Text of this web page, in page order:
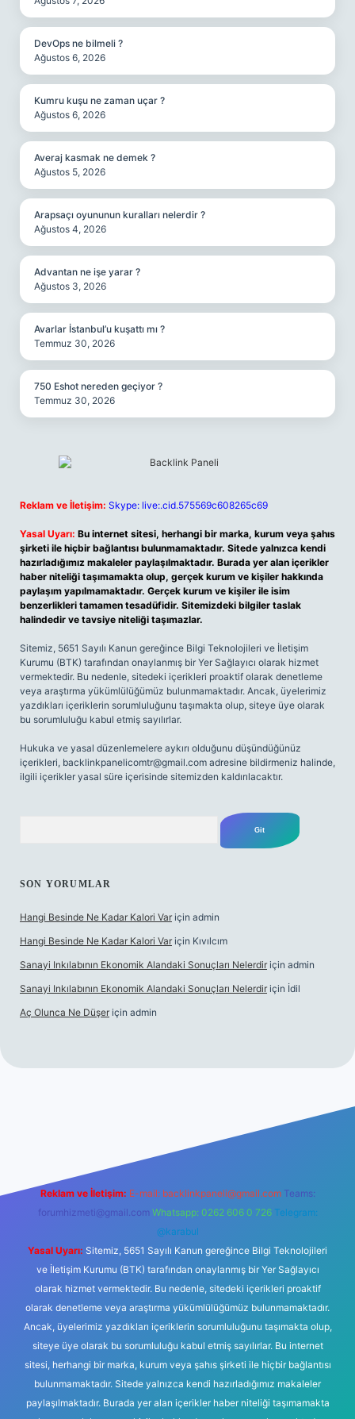
DevOps ne bilmeli ?
Ağustos 6, 2026
Kumru kuşu ne zaman uçar ?
Ağustos 6, 2026
Averaj kasmak ne demek ?
Ağustos 5, 2026
Arapsaçı oyununun kuralları nelerdir ?
Ağustos 4, 2026
Advantan ne işe yarar ?
Ağustos 3, 2026
Avarlar İstanbul’u kuşattı mı ?
Temmuz 30, 2026
750 Eshot nereden geçiyor ?
Temmuz 30, 2026
Reklam ve İletişim: Skype: live:.cid.575569c608265c69
Yasal Uyarı: Bu internet sitesi, herhangi bir marka, kurum veya şahıs
şirketi ile hiçbir bağlantısı bulunmamaktadır. Sitede yalnızca kendi
hazırladığımız makaleler paylaşılmaktadır. Burada yer alan içerikler
haber niteliği taşımamakta olup, gerçek kurum ve kişiler hakkında
paylaşım yapılmamaktadır. Gerçek kurum ve kişiler ile isim
benzerlikleri tamamen tesadüfidir. Sitemizdeki bilgiler taslak
halindedir ve tavsiye niteliği taşımazlar.
Sitemiz, 5651 Sayılı Kanun gereğince Bilgi Teknolojileri ve İletişim
Kurumu (BTK) tarafından onaylanmış bir Yer Sağlayıcı olarak hizmet
vermektedir. Bu nedenle, sitedeki içerikleri proaktif olarak denetleme
veya araştırma yükümlülüğümüz bulunmamaktadır. Ancak, üyelerimiz
yazdıkları içeriklerin sorumluluğunu taşımakta olup, siteye üye olarak
bu sorumluluğu kabul etmiş sayılırlar.
Hukuka ve yasal düzenlemelere aykırı olduğunu düşündüğünüz
içerikleri, backlinkpanelicomtr@gmail.com adresine bildirmeniz halinde,
ilgili içerikler yasal süre içerisinde sitemizden kaldırılacaktır.
SON YORUMLAR
Hangi Besinde Ne Kadar Kalori Var için admin
Hangi Besinde Ne Kadar Kalori Var için Kıvılcım
Sanayi Inkılabının Ekonomik Alandaki Sonuçları Nelerdir için admin
Sanayi Inkılabının Ekonomik Alandaki Sonuçları Nelerdir için İdil
Aç Olunca Ne Düşer için admin
Reklam ve İletişim: E-mail: backlinkpaneli@gmail.com Teams:
forumhizmeti@gmail.com Whatsapp: 0262 606 0 726 Telegram:
@karabul
Yasal Uyarı: Sitemiz, 5651 Sayılı Kanun gereğince Bilgi Teknolojileri
ve İletişim Kurumu (BTK) tarafından onaylanmış bir Yer Sağlayıcı
olarak hizmet vermektedir. Bu nedenle, sitedeki içerikleri proaktif
olarak denetleme veya araştırma yükümlülüğümüz bulunmamaktadır.
Ancak, üyelerimiz yazdıkları içeriklerin sorumluluğunu taşımakta olup,
siteye üye olarak bu sorumluluğu kabul etmiş sayılırlar. Bu internet
sitesi, herhangi bir marka, kurum veya şahıs şirketi ile hiçbir bağlantısı
bulunmamaktadır. Sitede yalnızca kendi hazırladığımız makaleler
paylaşılmaktadır. Burada yer alan içerikler haber niteliği taşımamakta